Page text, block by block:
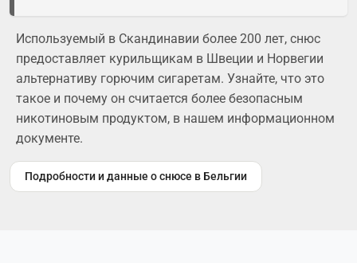
Используемый в Скандинавии более 200 лет, снюс
предоставляет курильщикам в Швеции и Норвегии
альтернативу горючим сигаретам. Узнайте, что это
такое и почему он считается более безопасным
никотиновым продуктом, в нашем информационном
документе.
Подробности и данные о снюсе в Бельгии